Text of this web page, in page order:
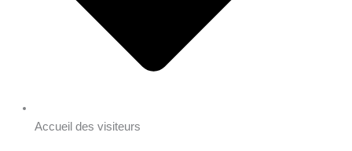
Accueil des visiteurs